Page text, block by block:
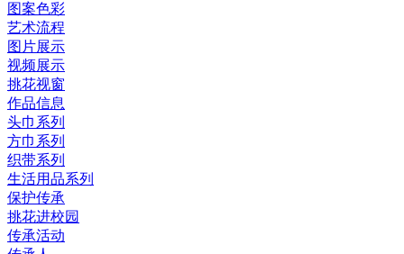
图案色彩
艺术流程
图片展示
视频展示
挑花视窗
作品信息
头巾系列
方巾系列
织带系列
生活用品系列
保护传承
挑花进校园
传承活动